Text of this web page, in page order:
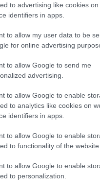
to advertising like cookies
identifiers in apps.
to allow my user data to be
for online advertising
to allow Google to send me
advertising.
to allow Google to enable
to analytics like cookies on
identifiers in apps.
to allow Google to enable
to functionality of the website
to allow Google to enable
to personalization.
para
en España con
evaluar la calidad, seguridad y